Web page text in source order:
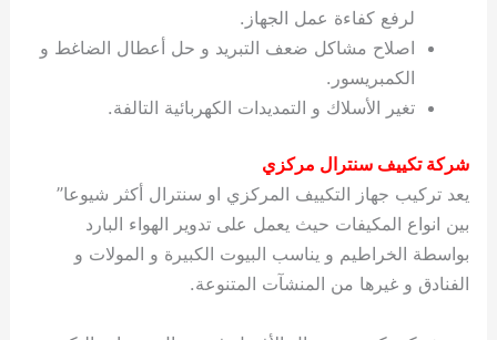
لرفع كفاءة عمل الجهاز.
اصلاح مشاكل ضعف التبريد و حل أعطال الضاغط و
الكمبريسور.
تغير الأسلاك و التمديدات الكهربائية التالفة.
شركة تكييف سنترال مركزي
يعد تركيب جهاز التكييف المركزي او سنترال أكثر شيوعا”
بين انواع المكيفات حيث يعمل على تدوير الهواء البارد
بواسطة الخراطيم و يناسب البيوت الكبيرة و المولات و
الفنادق و غيرها من المنشآت المتنوعة.